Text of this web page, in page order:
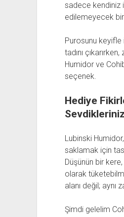
sadece kendiniz
edilemeyecek
Purosunu keyifle
tadını
Humidor ve
seçenek.
Hediye
Lubinski
saklamak için
Düşünün bir
olarak
alanı değil; aynı
Şimdi gelelim